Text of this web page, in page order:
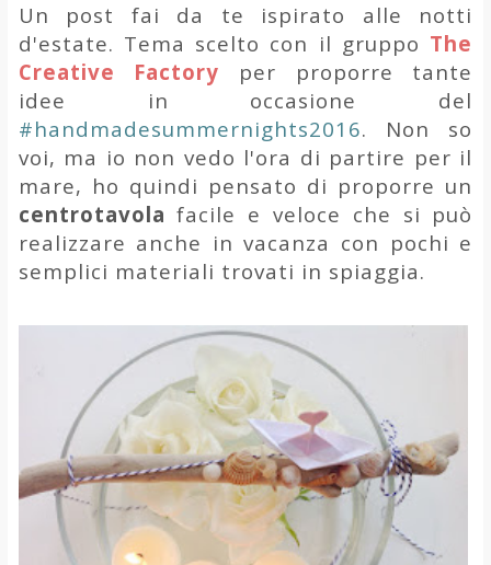
Un post fai da te ispirato alle notti
d'estate. Tema scelto con il gruppo The
Creative Factory per proporre tante
idee in occasione del
#handmadesummernights2016. Non so
voi, ma io non vedo l'ora di partire per il
mare, ho quindi pensato di proporre un
centrotavola facile e veloce che si può
realizzare anche in vacanza con pochi e
semplici materiali trovati in spiaggia.